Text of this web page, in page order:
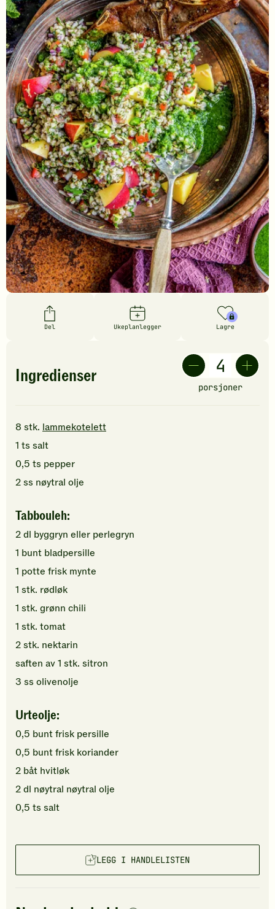
Del Ukeplanlegger Lagre
Ingredienser
porsjoner
8 stk. lammekotelett
1 ts salt
0,5 ts pepper
2ss nøytral olje
Tabbouleh:
2dl byggryn eller perlegryn
1 bunt bladpersille
1 potte frisk mynte
1 stk. rødløk
1 stk. grønn chili
1 stk. tomat
2stk. nektarin
saften av1 stk. sitron
3 ss olivenolje
Urteolje:
0,5 buntfrisk persille
0,5 buntfrisk koriander
2 båt hvitløk
2dl nøytral nøytral olje
0,5 ts salt
LEGG I HANDLELISTEN